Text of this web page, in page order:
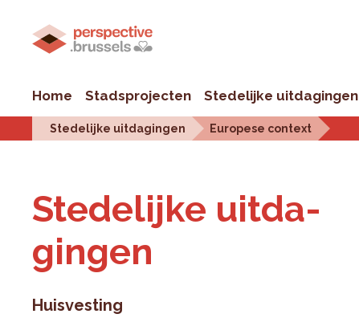
Home Stadsprojecten Stedelijke uitdagingen
Stedelijke uitdagingen Europese context
Ste­de­lij­ke uit­da­
gin­gen
Huisvesting